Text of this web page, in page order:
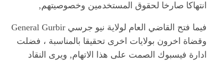
انتهاكا صارخا لحقوق المستخدمين وخصوصيتهم,
فيما فتح القاضي العام لولاية نيو جرسي General Gurbir
وقضاة اخرون بولايات اخرى تحقيقا بالمناسبة ، فضلت
ادارة فيسبوك الصمت على هذا الاتهام, ويرى النقاد